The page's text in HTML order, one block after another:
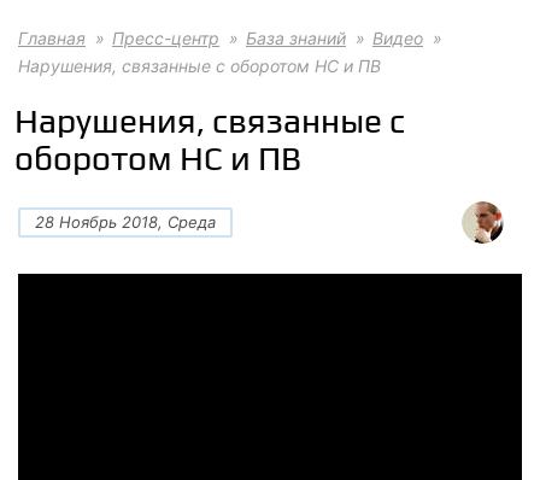
Главная Пресс-центр База знаний
Видео
Нарушения, связанные с оборотом НС и ПВ
Нарушения, связанные с
оборотом НС и ПВ
28 Ноябрь 2018, Среда